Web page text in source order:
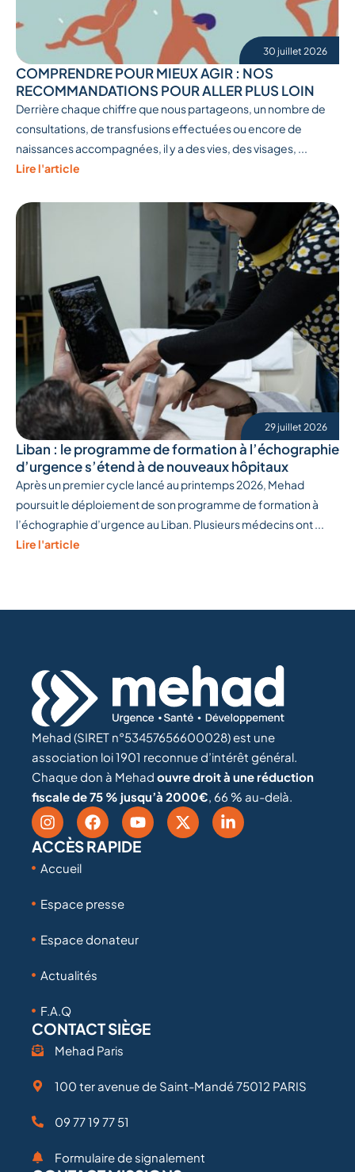
30 juillet 2026
COMPRENDRE POUR MIEUX AGIR : NOS
RECOMMANDATIONS POUR ALLER PLUS LOIN
Derrière chaque chiffre que nous partageons, un nombre de
consultations, de transfusions effectuées ou encore de
naissances accompagnées, il y a des vies, des visages, ...
Lire l'article
29 juillet 2026
Liban : le programme de formation à l’échographie
d’urgence s’étend à de nouveaux hôpitaux
Après un premier cycle lancé au printemps 2026, Mehad
poursuit le déploiement de son programme de formation à
l’échographie d’urgence au Liban. Plusieurs médecins ont ...
Lire l'article
Mehad (SIRET n°53457656600028) est une
association loi 1901 reconnue d’intérêt général.
Chaque don à Mehad ouvre droit à une réduction
fiscale de 75 % jusqu’à 2000€, 66 % au-delà.
ACCÈS RAPIDE
Accueil
Espace presse
Espace donateur
Actualités
F.A.Q
CONTACT SIÈGE
Mehad Paris
100 ter avenue de Saint-Mandé 75012 PARIS
09 77 19 77 51
Formulaire de signalement